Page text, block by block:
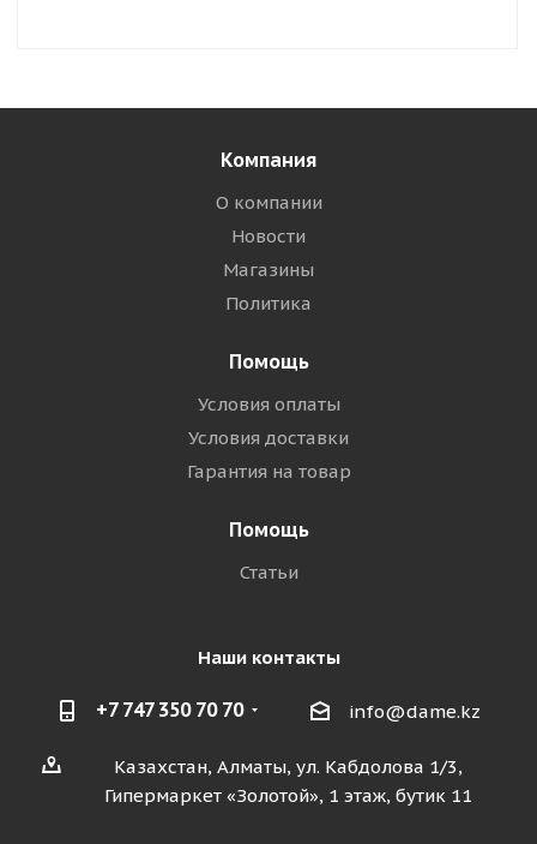
Компания
О компании
Новости
Магазины
Политика
Помощь
Условия оплаты
Условия доставки
Гарантия на товар
Помощь
Статьи
Наши контакты
+7 747 350 70 70 info@dame.kz
Казахстан, Алматы, ул. Кабдолова 1/3,
Гипермаркет «Золотой», 1 этаж, бутик 11